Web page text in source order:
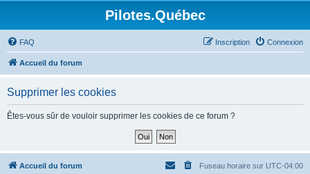
Pilotes.Québec
FAQ Connexion
Inscription
Accueil du forum
Supprimer les cookies
Êtes-vous sûr de vouloir supprimer les cookies de ce forum ?
Accueil du forum Fuseau horaire sur UTC-04:00